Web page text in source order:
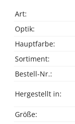
Art:
Optik:
Hauptfarbe:
Sortiment:
Bestell-Nr.:
Hergestellt in:
Größe: